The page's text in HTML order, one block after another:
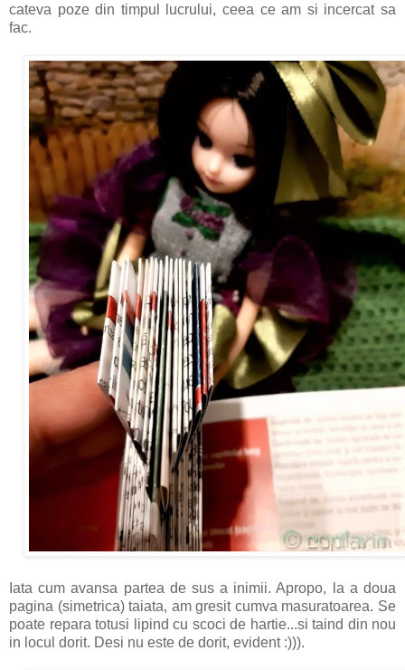
cateva poze din timpul lucrului, ceea ce am si incercat sa
fac.
Iata cum avansa partea de sus a inimii. Apropo, la a doua
pagina (simetrica) taiata, am gresit cumva masuratoarea. Se
poate repara totusi lipind cu scoci de hartie...si taind din nou
in locul dorit. Desi nu este de dorit, evident :))).